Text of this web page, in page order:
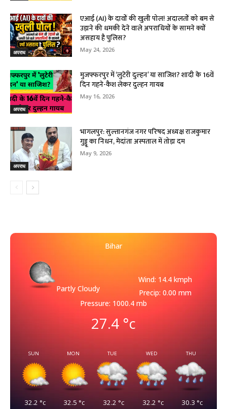
अपराध
एआई (AI) के दावों की खुली पोल! अदालतों को बम से
उड़ाने की धमकी देने वाले अपराधियों के सामने क्यों
असहाय है पुलिस?
May 24, 2026
अपराध
मुजफ्फरपुर में ‘लुटेरी दुल्हन’ या साजिश? शादी के 16वें
दिन गहने-कैश लेकर दुल्हन गायब
May 16, 2026
अपराध
भागलपुर: सुल्तानगंज नगर परिषद अध्यक्ष राजकुमार
गुड्डू का निधन, मेदांता अस्पताल में तोड़ा दम
May 9, 2026
Bihar
Partly Cloudy
Wind: 14.4 kmph
Precip: 0.00 mm
Pressure: 1000.4 mb
27.4 °c
SUN
32.2 °c
MON
32.5 °c
TUE
32.2 °c
WED
32.2 °c
THU
30.3 °c